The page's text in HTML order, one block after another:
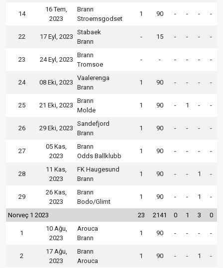
14
16 Tem,
2023
Brann
Stroemsgodset
1 90 - - - -
22 17 Eyl, 2023
Stabaek
Brann
- 15 - - - -
23 24 Eyl, 2023
Brann
Tromsoe
- - - - - -
24 08 Eki, 2023
Vaalerenga
Brann
1 90 - - - -
25 21 Eki, 2023
Brann
Molde
1 90 - 1 - -
26 29 Eki, 2023
Sandefjord
Brann
1 90 - - - -
27
05 Kas,
2023
Brann
Odds Ballklubb
1 90 - - - -
28
11 Kas,
2023
FK Haugesund
Brann
1 90 - - 1 -
29
26 Kas,
2023
Brann
Bodo/Glimt
1 90 - - 1 -
Norveç 1 2023 23 2141 0 1 3 0
1
10 Ağu,
2023
Arouca
Brann
1 90 - - - -
2
17 Ağu,
2023
Brann
Arouca
1 90 - - 1 -